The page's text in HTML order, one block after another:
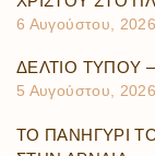
6 Αυγούστου, 2026
ΔΕΛΤΙΟ ΤΥΠΟΥ
5 Αυγούστου, 2026
ΤΟ ΠΑΝΗΓΥΡΙ